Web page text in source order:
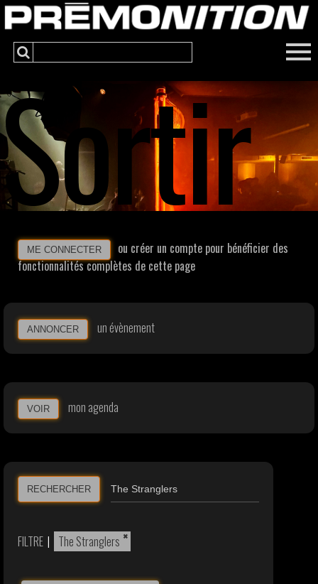
Sortir
ME CONNECTER
ou créer un compte pour bénéficier des
fonctionnalités complètes de cette page
ANNONCER un évènement
VOIR mon agenda
RECHERCHER
FILTRE | ×
The Stranglers